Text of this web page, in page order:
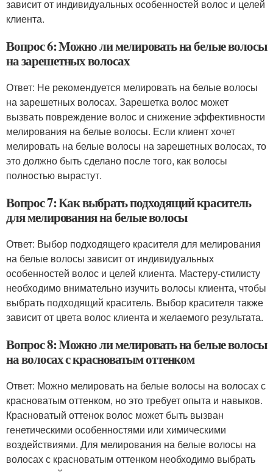
зависит от индивидуальных особенностей волос и целей
клиента.
Вопрос 6: Можно ли мелировать на белые волосы
на зарешетных волосах
Ответ: Не рекомендуется мелировать на белые волосы
на зарешетных волосах. Зарешетка волос может
вызвать повреждение волос и снижение эффективности
мелирования на белые волосы. Если клиент хочет
мелировать на белые волосы на зарешетных волосах, то
это должно быть сделано после того, как волосы
полностью вырастут.
Вопрос 7: Как выбрать подходящий краситель
для мелирования на белые волосы
Ответ: Выбор подходящего красителя для мелирования
на белые волосы зависит от индивидуальных
особенностей волос и целей клиента. Мастеру-стилисту
необходимо внимательно изучить волосы клиента, чтобы
выбрать подходящий краситель. Выбор красителя также
зависит от цвета волос клиента и желаемого результата.
Вопрос 8: Можно ли мелировать на белые волосы
на волосах с красноватым оттенком
Ответ: Можно мелировать на белые волосы на волосах с
красноватым оттенком, но это требует опыта и навыков.
Красноватый оттенок волос может быть вызван
генетическими особенностями или химическими
воздействиями. Для мелирования на белые волосы на
волосах с красноватым оттенком необходимо выбрать